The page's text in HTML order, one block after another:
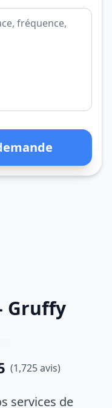
Gruffy
(1,725 avis)
services de